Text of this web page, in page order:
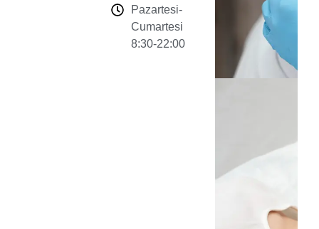
Pazartesi-
Cumartesi
8:30-22:00